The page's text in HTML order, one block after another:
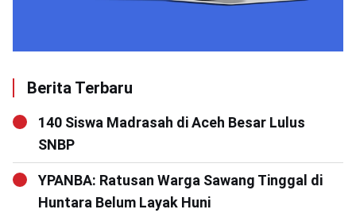
Berita Terbaru
140 Siswa Madrasah di Aceh Besar Lulus
SNBP
YPANBA: Ratusan Warga Sawang Tinggal di
Huntara Belum Layak Huni